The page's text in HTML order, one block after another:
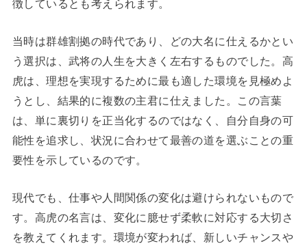
徴しているとも考えられます。
当時は群雄割拠の時代であり、どの大名に仕えるかとい
う選択は、武将の人生を大きく左右するものでした。高
虎は、理想を実現するために最も適した環境を見極めよ
うとし、結果的に複数の主君に仕えました。この言葉
は、単に裏切りを正当化するのではなく、自分自身の可
能性を追求し、状況に合わせて最善の道を選ぶことの重
要性を示しているのです。
現代でも、仕事や人間関係の変化は避けられないもので
す。高虎の名言は、変化に臆せず柔軟に対応する大切さ
を教えてくれます。環境が変われば、新しいチャンスや